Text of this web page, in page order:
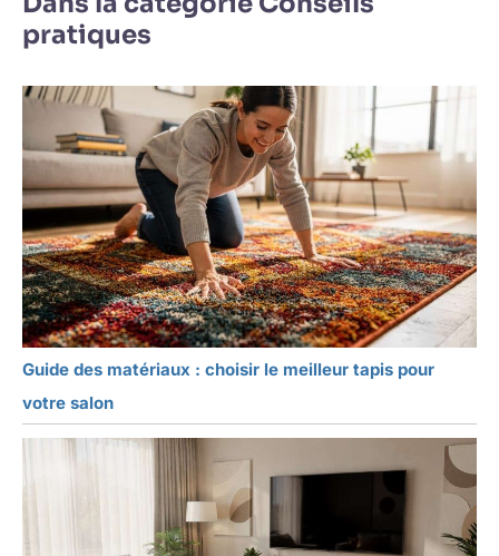
pratiques
Guide des matériaux : choisir le meilleur tapis pour
votre salon